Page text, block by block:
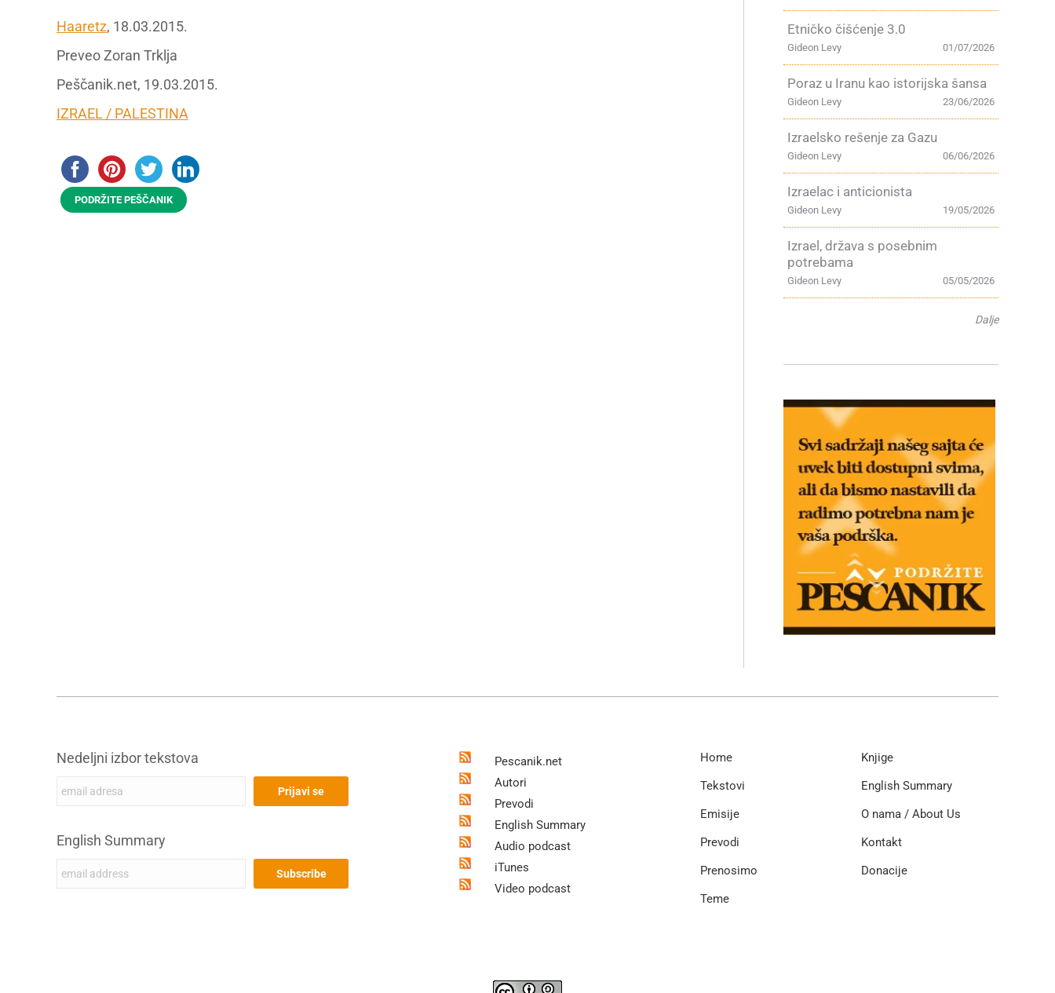
Haaretz, 18.03.2015.
Preveo Zoran Trklja
Peščanik.net, 19.03.2015.
IZRAEL / PALESTINA
PODRŽITE PEŠČANIK
Etničko čišćenje 3.0
01/07/2026
Gideon Levy
Poraz u Iranu kao istorijska šansa
23/06/2026
Gideon Levy
Izraelsko rešenje za Gazu
06/06/2026
Gideon Levy
Izraelac i anticionista
19/05/2026
Gideon Levy
Izrael, država s posebnim
potrebama
05/05/2026
Gideon Levy
Dalje
Nedeljni izbor tekstova
English Summary
Pescanik.net
Autori
Prevodi
English Summary
Audio podcast
iTunes
Video podcast
Home
Tekstovi
Emisije
Prevodi
Prenosimo
Teme
Knjige
English Summary
O nama / About Us
Kontakt
Donacije